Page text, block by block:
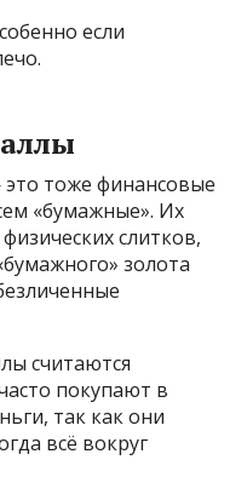
если
тоже финансовые
«бумажные». Их
слитков,
золота
считаются
покупают в
так как они
всё вокруг